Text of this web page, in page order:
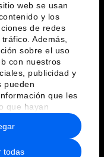
web se usan
y los
de redes
Además,
sobre el uso
con nuestros
publicidad y
pueden
que les
que hayan
uso que haya
todas
de uso